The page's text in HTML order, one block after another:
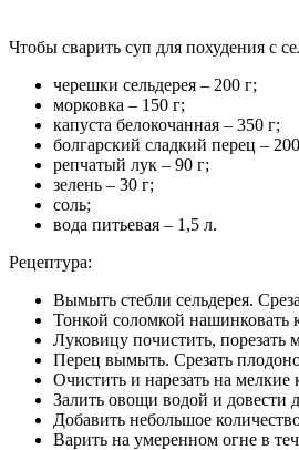
Чтобы сварить суп для похудения с
черешки сельдерея – 200 г;
морковка – 150 г;
капуста белокочанная – 350 г;
болгарский сладкий перец –
репчатый лук – 90 г;
зелень – 30 г;
соль;
вода питьевая – 1,5 л.
Рецептура:
Вымыть стебли сельдерея.
Тонкой соломкой нашинковать
Луковицу почистить, порезать
Перец вымыть. Срезать
Очистить и нарезать на
Залить овощи водой и довести
Добавить небольшое
Варить на умеренном огне в